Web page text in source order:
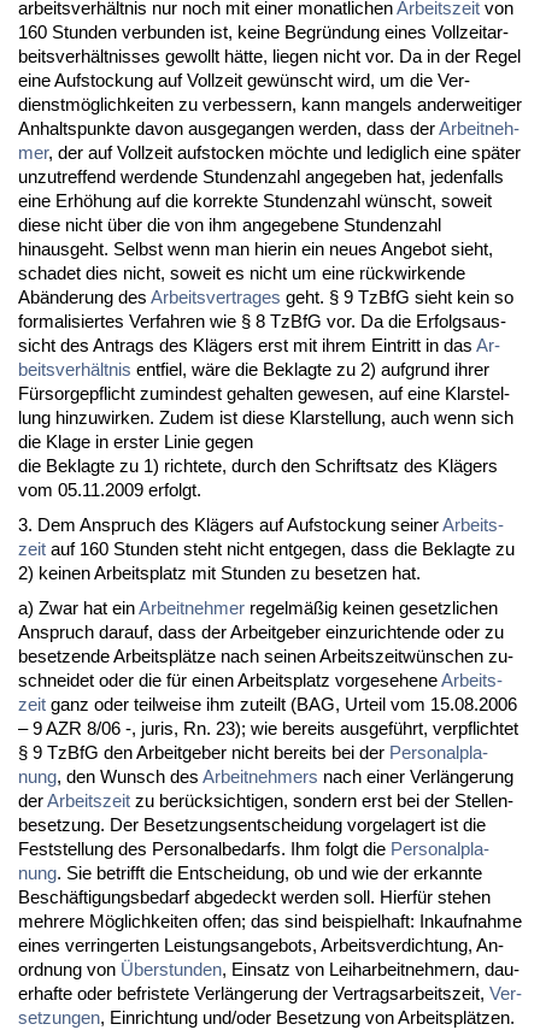
ar­beits­verhält­nis nur noch mit ei­ner mo­nat­li­chenAr­beits­zeit von
160 St­un­den ver­bun­den ist, kei­ne Be­gründung ei­nes Voll­zeit­ar­
beits­verhält­nis­ses ge­wollt hätte, lie­gen nicht vor. Da in der Re­gel
ei­ne Auf­sto­ckung auf Voll­zeit gewünscht wird, um die Ver­
dienstmöglich­kei­ten zu ver­bes­sern, kann man­gels an­der­wei­ti­ger
An­halts­punk­te da­von aus­ge­gan­gen wer­den, dass derAr­beit­neh­
mer, der auf Voll­zeit auf­sto­cken möch­te und le­dig­lich ei­ne später
un­zu­tref­fend wer­den­de St­un­den­zahl an­ge­ge­ben hat, je­den­falls
ei­ne Erhöhung auf die kor­rek­te St­un­den­zahl wünscht, so­weit
die­se nicht über die von ihm an­ge­ge­be­ne St­un­den­zahl
hin­aus­geht. Selbst wenn man hier­in ein neu­es An­ge­bot sieht,
scha­det dies nicht, so­weit es nicht um ei­ne rück­wir­ken­de
Abände­rung des Ar­beits­ver­tra­ges geht. § 9 Tz­B­fG sieht kein so
for­ma­li­sier­tes Ver­fah­ren wie § 8 Tz­B­fG vor. Da die Er­folgs­aus­
sicht des An­trags des Klägers erst mit ih­rem Ein­tritt in das Ar­
beits­verhält­nis ent­fiel, wäre die Be­klag­te zu 2) auf­grund ih­rer
Fürsor­ge­pflicht zu­min­dest ge­hal­ten ge­we­sen, auf ei­ne Klar­stel­
lung hin­zu­wir­ken. Zu­dem ist die­se Klar­stel­lung, auch wenn sich
die Kla­ge in ers­ter Li­nie ge­gen
die Be­klag­te zu 1) rich­te­te, durch den Schrift­satz des Klägers
vom 05.11.2009 er­folgt.
3. Dem An­spruch des Klägers auf Auf­sto­ckung sei­nerAr­beits­
zeit auf 160 St­un­den steht nicht ent­ge­gen, dass die Be­klag­te zu
2) kei­nen Ar­beits­platz mit St­un­den zu be­set­zen hat.
a) Zwar hat einAr­beit­neh­mer re­gelmäßig kei­nen ge­setz­li­chen
An­spruch dar­auf, dass der Ar­beit­ge­ber ein­zu­rich­ten­de oder zu
be­set­zen­de Ar­beitsplätze nach sei­nen Ar­beits­zeitwünschen zu­
schnei­det oder die für ei­nen Ar­beits­platz vor­ge­se­he­neAr­beits­
zeit ganz oder teil­wei­se ihm zu­teilt (BAG, Ur­teil vom 15.08.2006
– 9 AZR 8/06 -, ju­ris, Rn. 23); wie be­reits aus­geführt, ver­pflich­tet
§ 9 Tz­B­fG den Ar­beit­ge­ber nicht be­reits bei der Per­so­nal­pla­
nung, den Wunsch des Ar­beit­neh­mers nach ei­ner Verlänge­rung
derAr­beits­zeit zu berück­sich­ti­gen, son­dern erst bei der Stel­len­
be­set­zung. Der Be­set­zungs­ent­schei­dung vor­ge­la­gert ist die
Fest­stel­lung des Per­so­nal­be­darfs. Ihm folgt die Per­so­nal­pla­
nung. Sie be­trifft die Ent­schei­dung, ob und wie der er­kann­te
Beschäfti­gungs­be­darf ab­ge­deckt wer­den soll. Hierfür ste­hen
meh­re­re Möglich­kei­ten of­fen; das sind bei­spiel­haft: In­k­auf­nah­me
ei­nes ver­rin­ger­ten Leis­tungs­an­ge­bots, Ar­beits­ver­dich­tung, An­
ord­nung von Über­stun­den, Ein­satz von Leih­ar­beit­neh­mern, dau­
er­haf­te oder be­fris­te­te Verlänge­rung der Ver­trags­ar­beits­zeit, Ver­
set­zun­gen, Ein­rich­tung und/oder Be­set­zung von Ar­beitsplätzen.